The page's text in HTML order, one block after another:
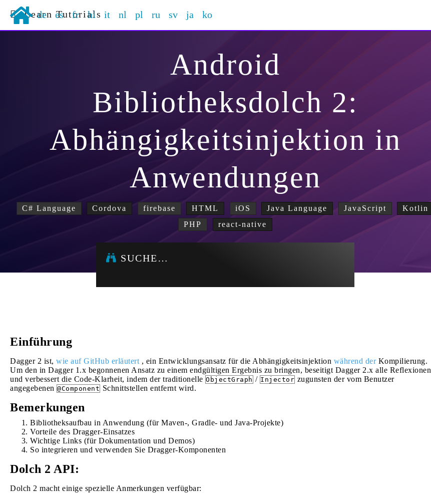
Learn Tutorials
de es fr hi it nl pl ru sv ja ko
Android
Bibliotheksdolch 2:
Abhängigkeitsinjektion in
Anwendungen
C# Language Cordova firebase HTML iOS Java Language JavaScript
Kotlin
PHP
react-native
SUCHE…
Einführung
Dagger 2 ist, wie auf GitHub erläutert , ein Entwicklungsansatz für die Abhängigkeitsinjektion während derKompilierung.
Um den in Dagger 1.x begonnenen Ansatz zu einem endgültigen Ergebnis zu bringen, beseitigt Dagger 2.x alle Reflexionen
und verbessert die Code-Klarheit, indem der traditionelle ObjectGraph / Injector zugunsten der vom Benutzer
angegebenen @Component Schnittstellen entfernt wird.
Bemerkungen
Bibliotheksaufbau in Anwendung (für Maven-, Gradle- und Java-Projekte)
Vorteile des Dragger-Einsatzes
Wichtige Links (für Dokumentation und Demos)
So integrieren und verwenden Sie Dragger-Komponenten
Dolch 2 API:
Dolch 2 macht einige spezielle Anmerkungen verfügbar: